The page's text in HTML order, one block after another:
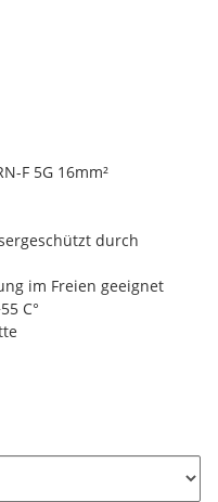
F 5G 16mm²
durch
im Freien geeignet
C°